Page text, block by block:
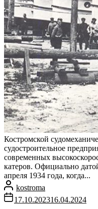
Костромской
судостроительное
современных
катеров. Официально
апреля 1934 года, когда...
kostroma
17.10.202316.04.2024